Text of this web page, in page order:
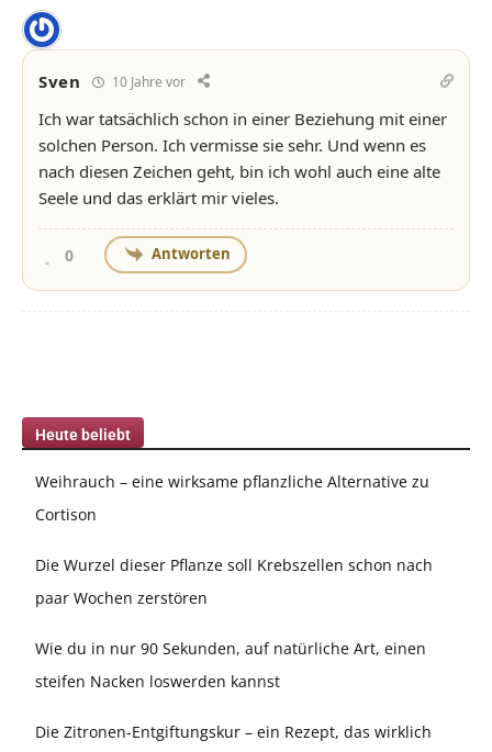
Sven 10 Jahre vor
Ich war tatsächlich schon in einer Beziehung mit einer
solchen Person. Ich vermisse sie sehr. Und wenn es
nach diesen Zeichen geht, bin ich wohl auch eine alte
Seele und das erklärt mir vieles.
0 Antworten
Heute beliebt
Weihrauch – eine wirksame pflanzliche Alternative zu
Cortison
Die Wurzel dieser Pflanze soll Krebszellen schon nach
paar Wochen zerstören
Wie du in nur 90 Sekunden, auf natürliche Art, einen
steifen Nacken loswerden kannst
Die Zitronen-Entgiftungskur – ein Rezept, das wirklich